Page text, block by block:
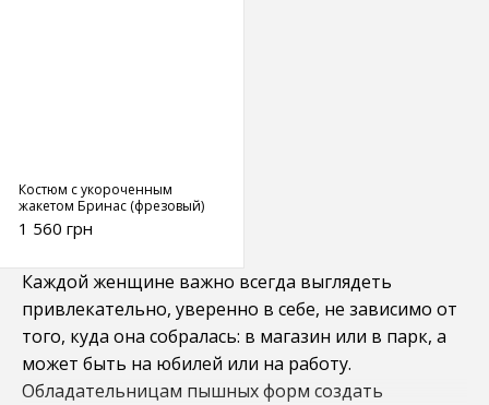
Костюм с укороченным
жакетом Бринас (фрезовый)
1 560 грн
Каждой женщине важно всегда выглядеть
привлекательно, уверенно в себе, не зависимо от
того, куда она собралась: в магазин или в парк, а
может быть на юбилей или на работу.
Обладательницам пышных форм создать